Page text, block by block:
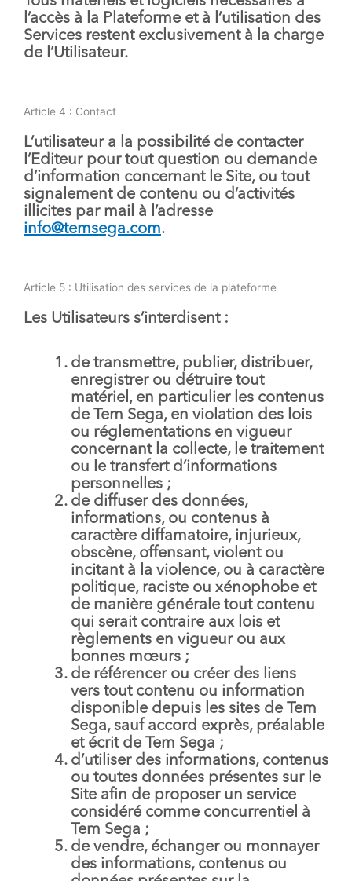
l’accès à la Plateforme et à l’utilisation des
Services restent exclusivement à la charge
de l’Utilisateur.
Article 4 : Contact
L’utilisateur a la possibilité de contacter
l’Editeur pour tout question ou demande
d’information concernant le Site, ou tout
signalement de contenu ou d’activités
illicites par mail à l’adresse
info@temsega.com.
Article 5 : Utilisation des services de la plateforme
Les Utilisateurs s’interdisent :
de transmettre, publier, distribuer,
enregistrer ou détruire tout
matériel, en particulier les contenus
de Tem Sega, en violation des lois
ou réglementations en vigueur
concernant la collecte, le traitement
ou le transfert d’informations
personnelles ;
de diffuser des données,
informations, ou contenus à
caractère diffamatoire, injurieux,
obscène, offensant, violent ou
incitant à la violence, ou à caractère
politique, raciste ou xénophobe et
de manière générale tout contenu
qui serait contraire aux lois et
règlements en vigueur ou aux
bonnes mœurs ;
de référencer ou créer des liens
vers tout contenu ou information
disponible depuis les sites de Tem
Sega, sauf accord exprès, préalable
et écrit de Tem Sega ;
d’utiliser des informations, contenus
ou toutes données présentes sur le
Site afin de proposer un service
considéré comme concurrentiel à
Tem Sega ;
de vendre, échanger ou monnayer
des informations, contenus ou